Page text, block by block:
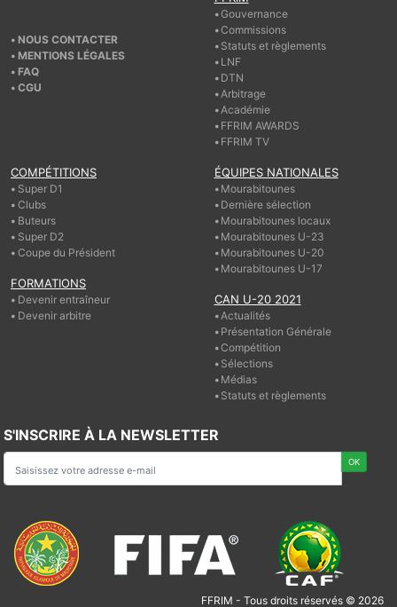
NOUS CONTACTER
MENTIONS LÉGALES
FAQ
CGU
Gouvernance
Commissions
Statuts et règlements
LNF
DTN
Arbitrage
Académie
FFRIM AWARDS
FFRIM TV
COMPÉTITIONS
Super D1
Clubs
Buteurs
Super D2
Coupe du Président
FORMATIONS
Devenir entraîneur
Devenir arbitre
ÉQUIPES NATIONALES
Mourabitounes
Dernière sélection
Mourabitounes locaux
Mourabitounes U-23
Mourabitounes U-20
Mourabitounes U-17
CAN U-20 2021
Actualités
Présentation Générale
Compétition
Sélections
Médias
Statuts et règlements
S'INSCRIRE À LA NEWSLETTER
FFRIM - Tous droits réservés © 2026